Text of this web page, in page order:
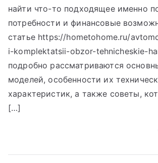
найти что-то подходящее именно
потребности и финансовые
статье https://hometohome.ru/
i-komplektatsii-obzor-tehnicheskie-
подробно рассматриваются
моделей, особенности их
характеристик, а также советы,
[…]